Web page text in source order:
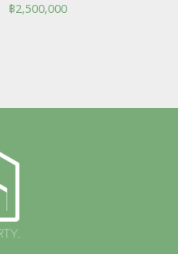
฿2,500,000